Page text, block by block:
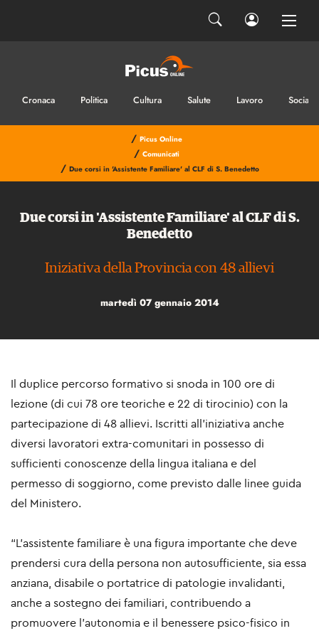
Cronaca Politica Cultura Salute Lavoro Sociale
/ Picus Online
/ Comunicati
/ Due corsi in 'Assistente Familiare' al CLF di S. Benedetto
Due corsi in 'Assistente Familiare' al CLF di S.
Benedetto
Iniziativa della Provincia con 48 allievi
martedì 07 gennaio 2014
Il duplice percorso formativo si snoda in 100 ore di
lezione (di cui 78 ore teoriche e 22 di tirocinio) con la
partecipazione di 48 allievi. Iscritti all’iniziativa anche
diversi lavoratori extra-comunitari in possesso di
sufficienti conoscenze della lingua italiana e del
permesso di soggiorno, come previsto dalle linee guida
del Ministero.
“L’assistente familiare è una figura importante che deve
prendersi cura della persona non autosufficiente, sia essa
anziana, disabile o portatrice di patologie invalidanti,
anche a sostegno dei familiari, contribuendo a
promuovere l’autonomia e il benessere psico-fisico in